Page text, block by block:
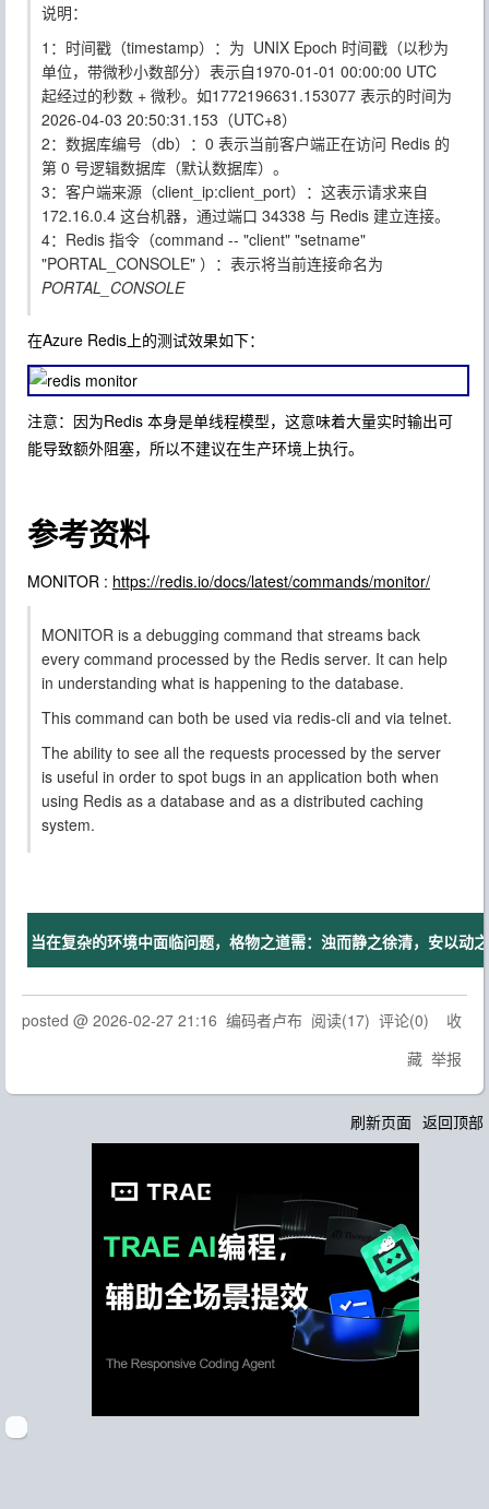
说明：
1：时间戳（timestamp）：为 UNIX Epoch 时间戳（以秒为
单位，带微秒小数部分）表示自1970-01-01 00:00:00 UTC
起经过的秒数 + 微秒。如1772196631.153077 表示的时间为
2026-04-03 20:50:31.153（UTC+8）
2：数据库编号（db）：0 表示当前客户端正在访问 Redis 的
第 0 号逻辑数据库（默认数据库）。
3：客户端来源（client_ip:client_port）：这表示请求来自
172.16.0.4 这台机器，通过端口 34338 与 Redis 建立连接。
4：Redis 指令（command -- "client" "setname"
"PORTAL_CONSOLE" ）：表示将当前连接命名为
PORTAL_CONSOLE
在Azure Redis上的测试效果如下：
注意：因为Redis 本身是单线程模型，这意味着大量实时输出可
能导致额外阻塞，所以不建议在生产环境上执行。
参考资料
MONITOR : https://redis.io/docs/latest/commands/monitor/
MONITOR is a debugging command that streams back
every command processed by the Redis server. It can help
in understanding what is happening to the database.
This command can both be used via redis-cli and via telnet.
The ability to see all the requests processed by the server
is useful in order to spot bugs in an application both when
using Redis as a database and as a distributed caching
system.
当在复杂的环境中面临问题，格物之道需：浊而静之徐清，安以动
posted @ 2026-02-27 21:16 编码者卢布 阅读(17) 评论(0) 收
藏 举报
刷新页面 返回顶部